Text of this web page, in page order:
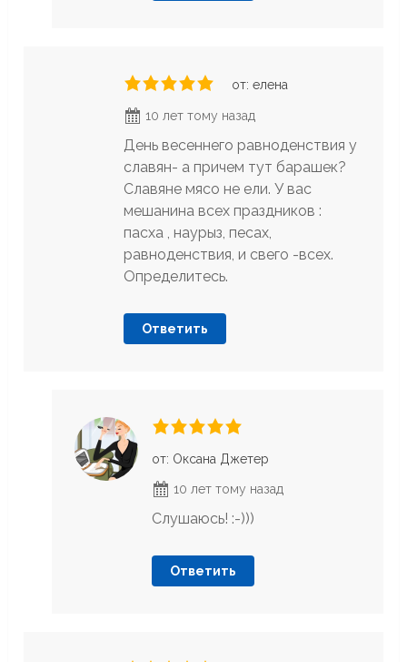
от: елена
10 лет тому назад
День весеннего равноденствия у
славян- а причем тут барашек?
Славяне мясо не ели. У вас
мешанина всех праздников :
пасха , наурыз, песах,
равноденствия, и свего -всех.
Определитесь.
Ответить
от: Оксана Джетер
10 лет тому назад
Слушаюсь! :-)))
Ответить